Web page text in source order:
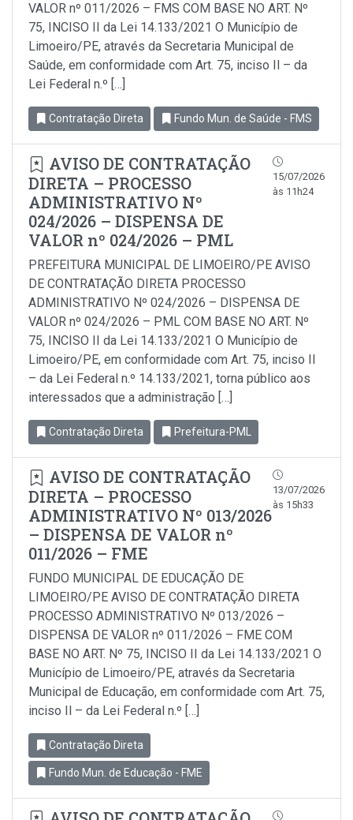
VALOR nº 011/2026 – FMS COM BASE NO ART. Nº
75, INCISO II da Lei 14.133/2021 O Município de
Limoeiro/PE, através da Secretaria Municipal de
Saúde, em conformidade com Art. 75, inciso Il – da
Lei Federal n.º […]
Contratação Direta Fundo Mun. de Saúde - FMS
AVISO DE CONTRATAÇÃO
DIRETA – PROCESSO
ADMINISTRATIVO Nº
024/2026 – DISPENSA DE
VALOR nº 024/2026 – PML
15/07/2026
às 11h24
PREFEITURA MUNICIPAL DE LIMOEIRO/PE AVISO
DE CONTRATAÇÃO DIRETA PROCESSO
ADMINISTRATIVO Nº 024/2026 – DISPENSA DE
VALOR nº 024/2026 – PML COM BASE NO ART. Nº
75, INCISO II da Lei 14.133/2021 O Município de
Limoeiro/PE, em conformidade com Art. 75, inciso Il
– da Lei Federal n.º 14.133/2021, torna público aos
interessados que a administração […]
Contratação Direta Prefeitura-PML
AVISO DE CONTRATAÇÃO
DIRETA – PROCESSO
ADMINISTRATIVO Nº 013/2026
– DISPENSA DE VALOR nº
011/2026 – FME
13/07/2026
às 15h33
FUNDO MUNICIPAL DE EDUCAÇÃO DE
LIMOEIRO/PE AVISO DE CONTRATAÇÃO DIRETA
PROCESSO ADMINISTRATIVO Nº 013/2026 –
DISPENSA DE VALOR nº 011/2026 – FME COM
BASE NO ART. Nº 75, INCISO II da Lei 14.133/2021 O
Município de Limoeiro/PE, através da Secretaria
Municipal de Educação, em conformidade com Art. 75,
inciso Il – da Lei Federal n.º […]
Contratação Direta
Fundo Mun. de Educação - FME